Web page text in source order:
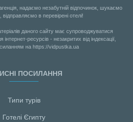
надаємо незабутній відпочинок, шукаємо
в перевірені отелі!
даного сайту має супроводжуватися
ресурсів - незакритих від індексації,
на https://vidpustka.ua
ПОСИЛАННЯ
Типи турів
Готелі Єгипту